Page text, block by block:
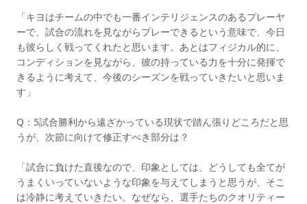
「キヨはチームの中でも一番インテリジェンスのあるプレーヤ
ーで、試合の流れを見ながらプレーできるという意味で、今日
も彼らしく戦ってくれたと思います。あとはフィジカル的に、
コンディションを見ながら、彼の持っている力を十分に発揮で
きるように考えて、今後のシーズンを戦っていきたいと思いま
す」
Q：5試合勝利から遠ざかっている現状で踏ん張りどころだと思
うが、次節に向けて修正すべき部分は？
「試合に負けた直後なので、印象としては、どうしても全てが
うまくいっていないような印象を与えてしまうと思うが、そこ
は冷静に考えていきたい。なぜなら、選手たちのクオリティー